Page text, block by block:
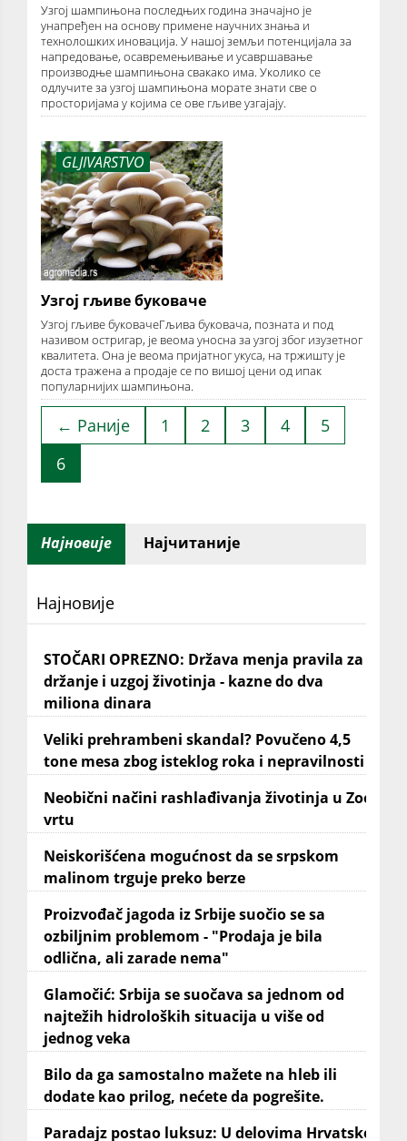
Узгој шампињона последњих година значајно је
унапређен на основу примене научних знања и
технолошких иновација. У нашој земљи потенцијала за
напредовање, осавремењивање и усавршавање
производње шампињона свакако има. Уколико се
одлучите за узгој шампињона морате знати све о
просторијама у којима се ове гљиве узгајају.
GLJIVARSTVO
Узгој гљиве буковаче
Узгој гљиве буковачеГљива буковача, позната и под
називом остригар, је веома уносна за узгој због изузетног
квалитета. Она је веома пријатног укуса, на тржишту је
доста тражена а продаје се по вишој цени од ипак
популарнијих шампињона.
← Раније 1 2 3 4
5
6
Најновије Најчитаније
Најновије
STOČARI OPREZNO: Država menja pravila za
držanje i uzgoj životinja - kazne do dva
miliona dinara
Veliki prehrambeni skandal? Povučeno 4,5
tone mesa zbog isteklog roka i nepravilnosti
Neobični načini rashlađivanja životinja u Zoo
vrtu
Neiskorišćena mogućnost da se srpskom
malinom trguje preko berze
Proizvođač jagoda iz Srbije suočio se sa
ozbiljnim problemom - "Prodaja je bila
odlična, ali zarade nema"
Glamočić: Srbija se suočava sa jednom od
najtežih hidroloških situacija u više od
jednog veka
Bilo da ga samostalno mažete na hleb ili
dodate kao prilog, nećete da pogrešite.
Paradajz postao luksuz: U delovima Hrvatske